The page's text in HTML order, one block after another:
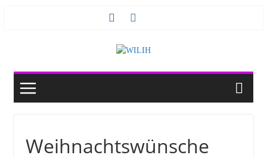
Weihnachtswünsche